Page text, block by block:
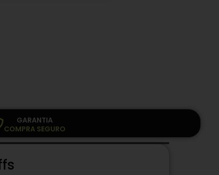
GARANTIA
COMPRA SEGURO